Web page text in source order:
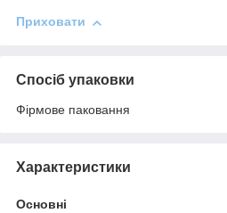
Приховати
Спосіб упаковки
Фірмове паковання
Характеристики
Основні